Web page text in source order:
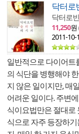
닥터로
닥터로빈
11,250원
2011-10-
일반적으로 다이어트
의 식단을 병행해야
지 않은 일이지만, 매
어려운 일이다. 주변
식이요법만은 절대로
식으로 자주 등장하